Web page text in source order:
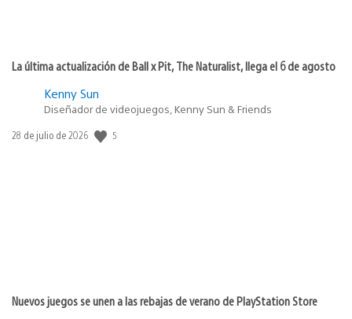
La última actualización de Ball x Pit, The Naturalist, llega el 6 de agosto
Kenny Sun
Diseñador de videojuegos, Kenny Sun & Friends
Fecha
28 de julio de 2026 5
Nuevos juegos se unen a las rebajas de verano de PlayStation Store